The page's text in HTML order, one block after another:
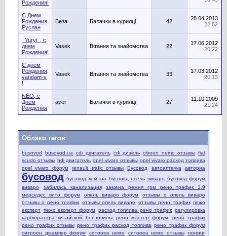
Рождения!
С Днем
Рождения,
Руслан
Беза Балачки в курилці 42
28.04.2013
22:52
_Yuryi_, с
днем
Рождения!
Vasek Вітання та знайомства 22
17.06.2012
20:22
С днем
Рождения,
vandam-v
!
Vasek Вітання та знайомства 33
17.03.2012
20:13
NEO, с
Днем
Рождения
aver Балачки в курилці 27
11.10.2009
21:24
Облако тегов
busovod busovod.ua cdi двигатель cdi дизель citroen nemo отзывы fiat
scudo отзывы hdi двигатель opel vivaro отзывы opel vivaro расход топлива
opel vivaro форум
renault trafic отзывы Бусовод автоаптечка авториа
бусовод бусовод ком юа бусовод опель виваро бусовод форум
виваро
забилась канализация
замена ремня грм рено трафик 1.9
мерседес вито форум
опель виваро форум
отзывы о опель виваро
отзывы о рено трафик отзывы опель виваро отзывы рено трафик пежо
експерт пежо експерт форум расход топлива рено трафик регулировка
карбюратора китайской бензопилы
рено мастер форум
рено трафик
рено трафик отзывы рено трафик расход топлива рено трафик форум
ситроен джампер форум
ситроен немо ситроен немо отзывы тюнинг